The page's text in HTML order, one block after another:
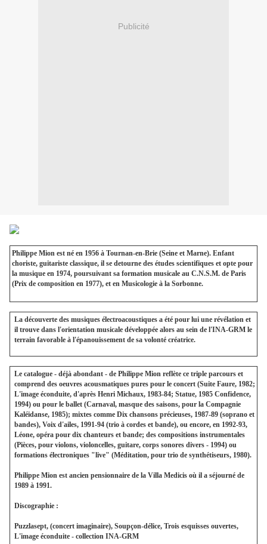
Publicité
Philippe Mion est né en 1956 à Tournan-en-Brie (Seine et Marne). Enfant
choriste, guitariste classique, il se detourne des études scientifiques et opte pour
la musique en 1974, poursuivant sa formation musicale au C.N.S.M. de Paris
(Prix de composition en 1977), et en Musicologie à la Sorbonne.
La découverte des musiques électroacoustiques a été pour lui une révélation et
il trouve dans l'orientation musicale développée alors au sein de l'INA-GRM le
terrain favorable à l'épanouissement de sa volonté créatrice.
Le catalogue - déjà abondant - de Philippe Mion reflète ce triple parcours et
comprend des oeuvres acousmatiques pures pour le concert (Suite Faure, 1982;
L'image éconduite, d'après Henri Michaux, 1983-84; Statue, 1985 Confidence,
1994) ou pour le ballet (Carnaval, masque des saisons, pour la Compagnie
Kaléidanse, 1985); mixtes comme Dix chansons précieuses, 1987-89 (soprano et
bandes), Voix d'ailes, 1991-94 (trio à cordes et bande), ou encore, en 1992-93,
Léone, opéra pour dix chanteurs et bande; des compositions instrumentales
(Pièces, pour violons, violoncelles, guitare, corps sonores divers - 1994) ou
formations électroniques "live" (Méditation, pour trio de synthétiseurs, 1980).
Philippe Mion est ancien pensionnaire de la Villa Medicis où il a séjourné de
1989 à 1991.
Discographie :
Puzzlasept, (concert imaginaire), Soupçon-délice, Trois esquisses ouvertes,
L'image éconduite - collection INA-GRM